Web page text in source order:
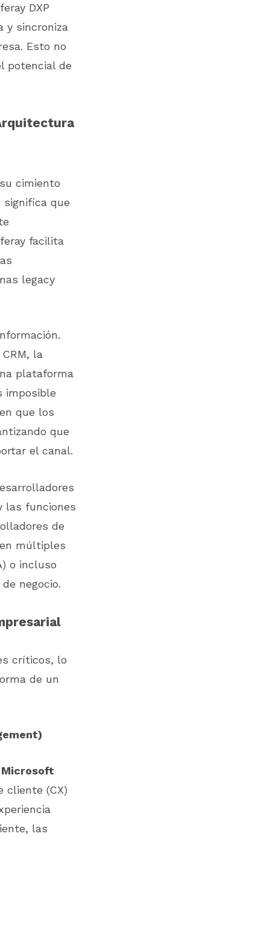
DXP
y sincroniza
Esto no
potencial de
cimiento
significa que
facilita
legacy
la
plataforma
imposible
que los
que
el canal.
las funciones
de
múltiples
o incluso
negocio.
críticos, lo
de un
cliente (CX)
las